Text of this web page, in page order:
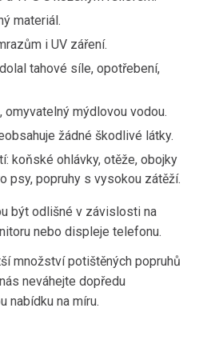
materiál.
i UV záření.
tahové síle, opotřebení,
omyvatelný mýdlovou vodou.
žádné škodlivé látky.
koňské ohlávky, otěže, obojky
psy, popruhy s vysokou zátěží.
být odlišné v závislosti na
nebo displeje telefonu.
množství potištěných popruhů
neváhejte dopředu
nabídku na míru.